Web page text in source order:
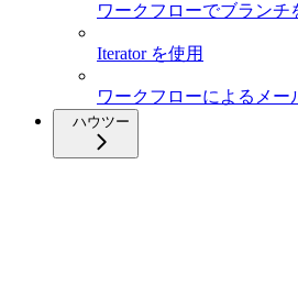
ワークフローでブランチ
Iterator を使用
ワークフローによるメー
ハウツー